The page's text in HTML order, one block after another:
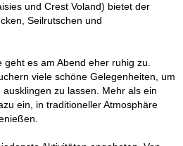
und Crest Voland) bietet der
Seilrutschen und
geht es am Abend eher ruhig zu.
viele schöne Gelegenheiten, um
zu lassen. Mehr als ein
ein, in traditioneller Atmosphäre